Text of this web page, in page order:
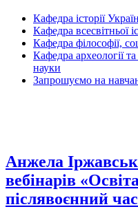
Кафедра історії
Кафедра всесвітньої
Кафедра філософії,
Кафедра археології
науки
Запрошуємо на
Анжела
вебінарів
післявоєнний